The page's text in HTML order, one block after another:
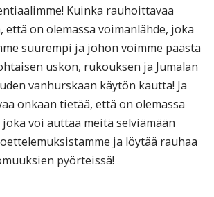
Kuinka rauhoittavaa
että on olemassa voimanlähde, joka
suurempi ja johon voimme päästä
uskon, rukouksen ja Jumalan
vanhurskaan käytön kautta! Ja
onkaan tietää, että on olemassa
voi auttaa meitä selviämään
ja löytää rauhaa
pyörteissä!